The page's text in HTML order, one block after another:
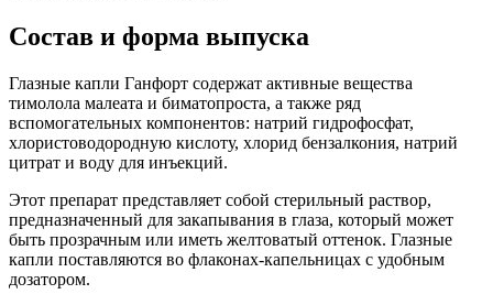
Состав и форма выпуска
Глазные капли Ганфорт содержат активные вещества
тимолола малеата и биматопроста, а также ряд
вспомогательных компонентов: натрий гидрофосфат,
хлористоводородную кислоту, хлорид бензалкония, натрий
цитрат и воду для инъекций.
Этот препарат представляет собой стерильный раствор,
предназначенный для закапывания в глаза, который может
быть прозрачным или иметь желтоватый оттенок. Глазные
капли поставляются во флаконах-капельницах с удобным
дозатором.